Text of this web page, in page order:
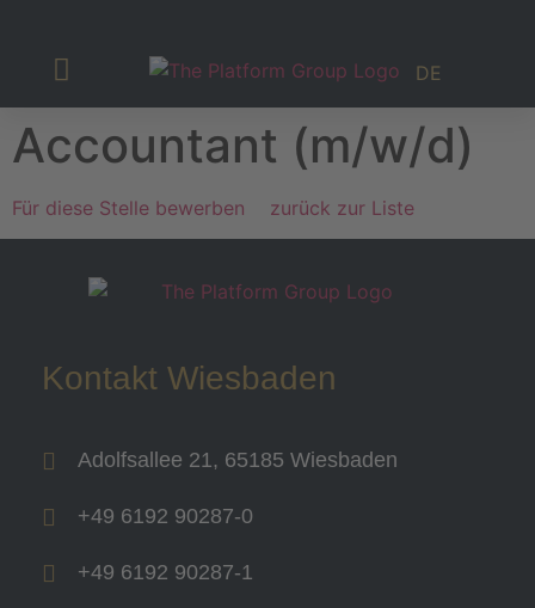
DE
Accountant (m/w/d)
Für diese Stelle bewerben zurück zur Liste
Kontakt Wiesbaden
Adolfsallee 21, 65185 Wiesbaden
+49 6192 90287-0
+49 6192 90287-1